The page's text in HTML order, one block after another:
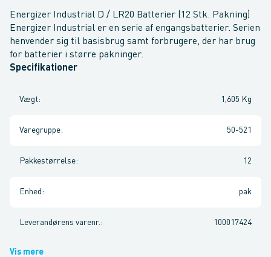
Energizer Industrial D / LR20 Batterier (12 Stk. Pakning)
Energizer Industrial er en serie af engangsbatterier. Serien
henvender sig til basisbrug samt forbrugere, der har brug
for batterier i større pakninger.
Specifikationer
Vægt: 1,605 Kg
Varegruppe: 50-521
Pakkestørrelse: 12
Enhed : pak
Leverandørens varenr. : 100017424
Vis mere